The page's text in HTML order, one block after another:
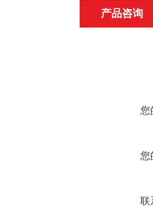
产品咨询
您
您
联